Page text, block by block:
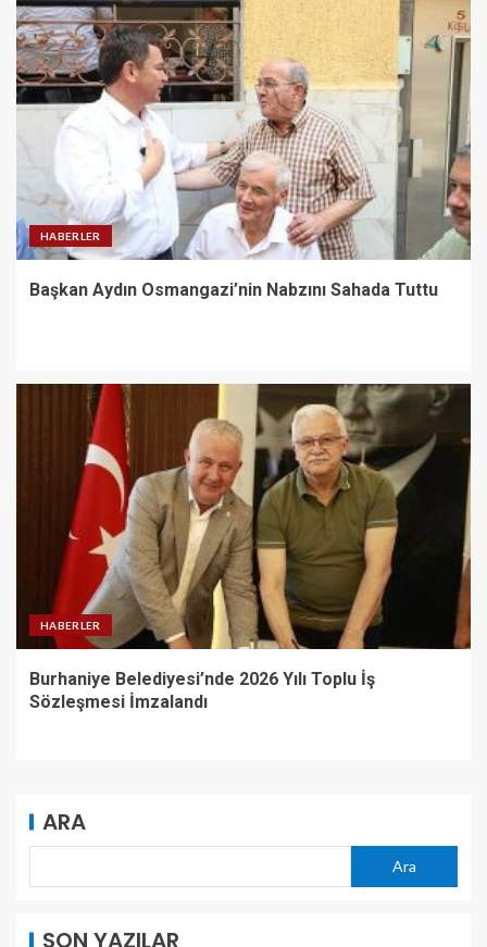
HABERLER
Başkan Aydın Osmangazi’nin Nabzını Sahada Tuttu
HABERLER
Burhaniye Belediyesi’nde 2026 Yılı Toplu İş
Sözleşmesi İmzalandı
ARA
Ara
SON YAZILAR